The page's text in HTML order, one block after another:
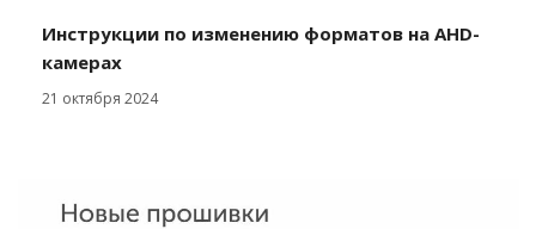
Инструкции по изменению форматов на AHD-
камерах
21 октября 2024